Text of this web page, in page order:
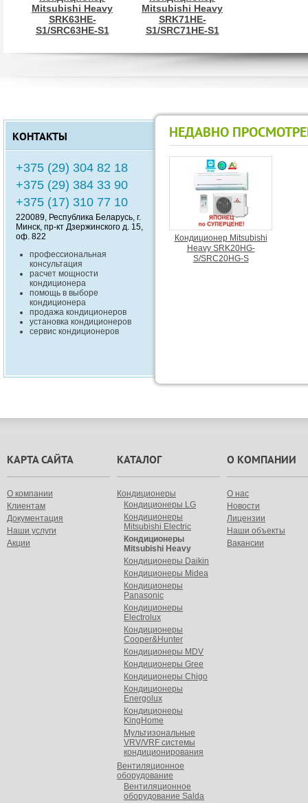
Mitsubishi Heavy
SRK63HE-
S1/SRC63HE-S1
Mitsubishi Heavy
SRK71HE-
S1/SRC71HE-S1
КОНТАКТЫ
+375 (29) 304 82 18
+375 (29) 384 33 90
+375 (17) 310 77 10
220089, Республика Беларусь, г.
Минск, пр-кт Дзержинского д. 15,
оф. 822
профессиональная
консультация
расчет мощности
кондиционера
помощь в выборе
кондиционера
продажа кондиционеров
установка кондиционеров
сервис кондиционеров
НЕДАВНО
Кондиционер Mitsubishi
Heavy SRK20HG-
S/SRC20HG-S
КАРТА САЙТА
О компании
Клиентам
Документация
Наши услуги
Акции
КАТАЛОГ
Кондиционеры
Кондиционеры LG
Кондиционеры
Mitsubishi Electric
Кондиционеры
Mitsubishi Heavy
Кондиционеры Daikin
Кондиционеры Midea
Кондиционеры
Panasonic
Кондиционеры
Electrolux
Кондиционеры
Cooper&Hunter
Кондиционеры MDV
Кондиционеры Gree
Кондиционеры Chigo
Кондиционеры
Energolux
Кондиционеры
KingHome
Мультизональные
VRV/VRF cистемы
кондиционирования
Вентиляционное
оборудование
Вентиляционное
оборудование Salda
О КОМПАНИИ
О нас
Новости
Лицензии
Наши объекты
Вакансии